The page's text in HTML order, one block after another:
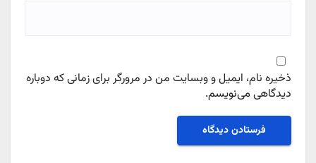
ذخیره نام، ایمیل و وبسایت من در مرورگر برای زمانی که دوباره
دیدگاهی می‌نویسم.